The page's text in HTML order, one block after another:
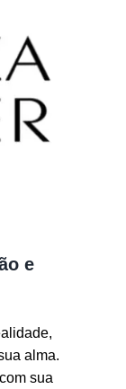
e
alma.
sua